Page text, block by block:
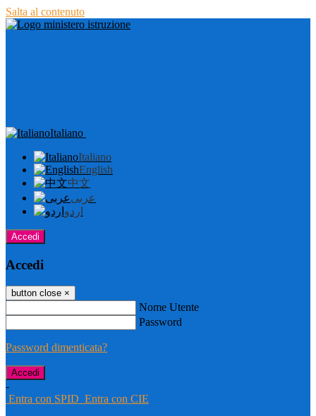
Salta al contenuto
Italiano
Italiano
English
中文
عربى
اردو
Accedi
Accedi
button close ×
Nome Utente
Password
Password dimenticata?
-
Entra con SPID Entra con CIE